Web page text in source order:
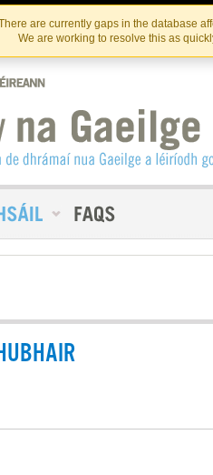
Skip
to
the
content
Skip
to
content
are currently gaps in the database
We are working to resolve this as
Linn